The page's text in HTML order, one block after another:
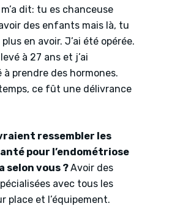
dit: tu es chanceuse
des enfants mais là, tu
en avoir. J’ai été opérée.
à 27 ans et j’ai
à prendre des hormones.
ce fût une délivrance
ressembler les
pour l’endométriose
selon vous ?Avoir des
avec tous les
place et l’équipement.